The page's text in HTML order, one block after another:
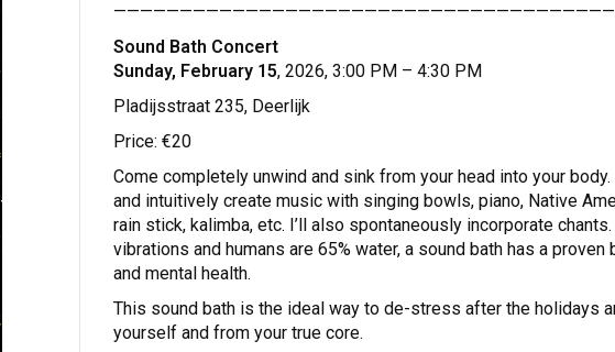
Sound Bath Concert
Sunday, February 15, 2026, 3:00 PM – 4:30 PM
Pladijsstraat 235, Deerlijk
Price: €20
Come completely unwind and sink from your head into your
and intuitively create music with singing bowls, piano, Native
rain stick, kalimba, etc. I’ll also spontaneously incorporate
vibrations and humans are 65% water, a sound bath has a
and mental health.
This sound bath is the ideal way to de-stress after the holidays
yourself and from your true core.